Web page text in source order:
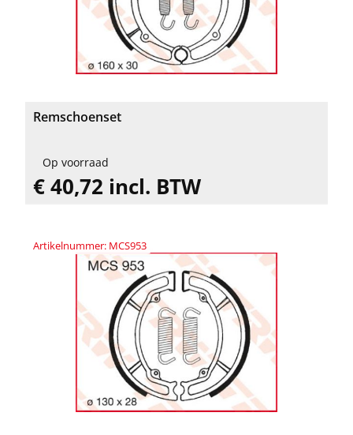
Remschoenset
Op voorraad
€ 40,72 incl. BTW
Artikelnummer: MCS953